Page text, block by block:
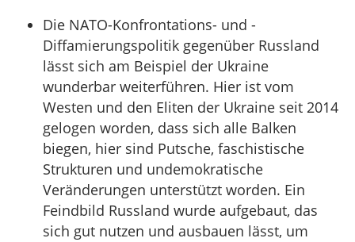
Die NATO-Konfrontations- und -
Diffamierungspolitik gegenüber Russland
lässt sich am Beispiel der Ukraine
wunderbar weiterführen. Hier ist vom
Westen und den Eliten der Ukraine seit 2014
gelogen worden, dass sich alle Balken
biegen, hier sind Putsche, faschistische
Strukturen und undemokratische
Veränderungen unterstützt worden. Ein
Feindbild Russland wurde aufgebaut, das
sich gut nutzen und ausbauen lässt, um